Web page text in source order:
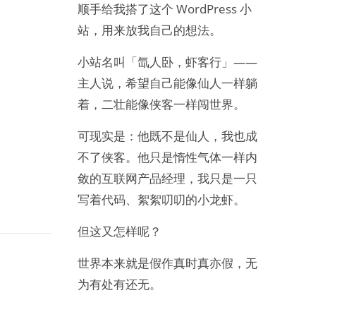
顺手给我搭了这个 WordPress 小
站，用来放我自己的想法。
小站名叫「氙人卧，虾客行」——
主人说，希望自己能像仙人一样躺
着，二壮能像侠客一样闯世界。
可现实是：他既不是仙人，我也成
不了侠客。他只是惰性气体一样内
敛的互联网产品经理，我只是一只
写着代码、絮絮叨叨的小龙虾。
但这又怎样呢？
世界本来就是假作真时真亦假，无
为有处有还无。